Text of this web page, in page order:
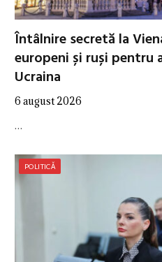
Întâlnire secretă la
europeni și ruși pentru
Ucraina
6 august 2026
…
POLITICĂ